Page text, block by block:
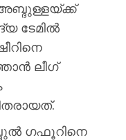
ടേമിൽ
ലീഗ്
ഗഫൂറിനെ